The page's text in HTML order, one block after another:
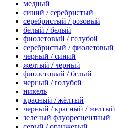
медный
синий / серебристый
серебристый / розовый
белый / белый
фиолетовый / голубой
серебристый / фиолетовый
черный / синий
желтый / черный
фиолетовый / белый
черный / голубой
никель
красный / жёлтый
черный / красный / желтый
зеленый флуоресцентный
серый / оранжевый